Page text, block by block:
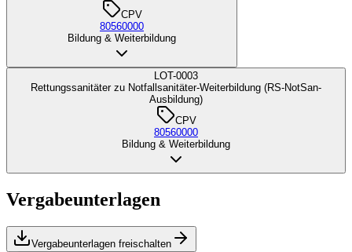
CPV
80560000
Bildung & Weiterbildung
LOT-0003
Rettungssanitäter zu Notfallsanitäter-Weiterbildung (RS-NotSan-
Ausbildung)
CPV
80560000
Bildung & Weiterbildung
Vergabeunterlagen
Vergabeunterlagen freischalten